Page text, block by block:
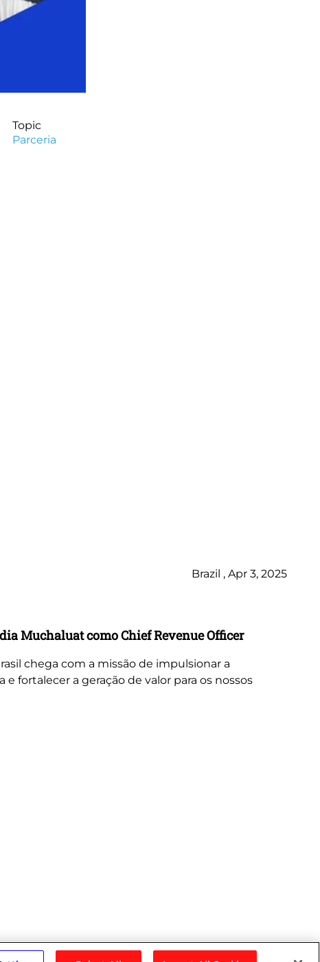
Topic
Parceria
Brazil , Apr 3, 2025
Muchaluat como Chief Revenue Officer
chega com a missão de impulsionar a
fortalecer a geração de valor para os nossos